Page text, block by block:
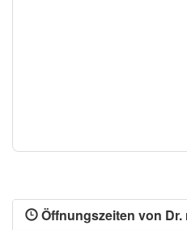
Öffnungszeiten von